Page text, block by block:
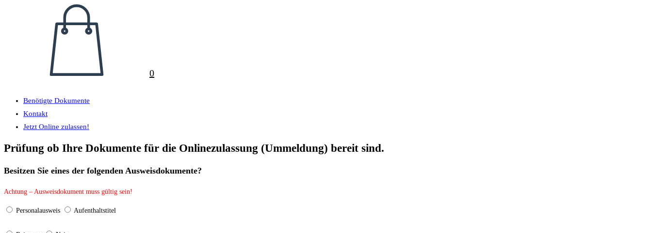
0
Benötigte Dokumente
Kontakt
Jetzt Online zulassen!
Prüfung ob Ihre Dokumente für die Onlinezulassung (Ummeldung) bereit sind.
Besitzen Sie eines der folgenden Ausweisdokumente?
Achtung – Ausweisdokument muss gültig sein!
Personalausweis Aufenthaltstitel